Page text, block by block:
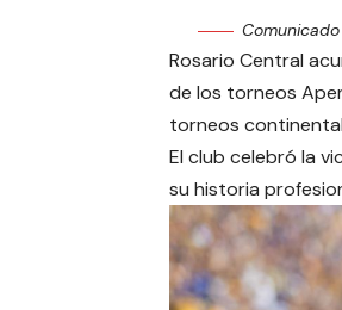
Comunicado
Rosario Central
de los torneos
torneos
El club celebró la
su historia